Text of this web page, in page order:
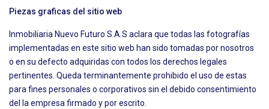
Piezas graficas del sitio web
Inmobiliaria Nuevo Futuro S.A.S aclara que todas las fotografías
implementadas en este sitio web han sido tomadas por nosotros
o en su defecto adquiridas con todos los derechos legales
pertinentes. Queda terminantemente prohibido el uso de estas
para fines personales o corporativos sin el debido consentimiento
del la empresa firmado y por escrito.